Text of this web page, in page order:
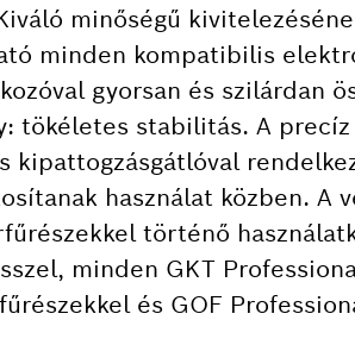
minőségű
minden kompatibilis
gyorsan és szilárdan
tökéletes stabilitás. A
kipattogzásgátlóval
használat közben. A
történő
minden GKT
és GOF